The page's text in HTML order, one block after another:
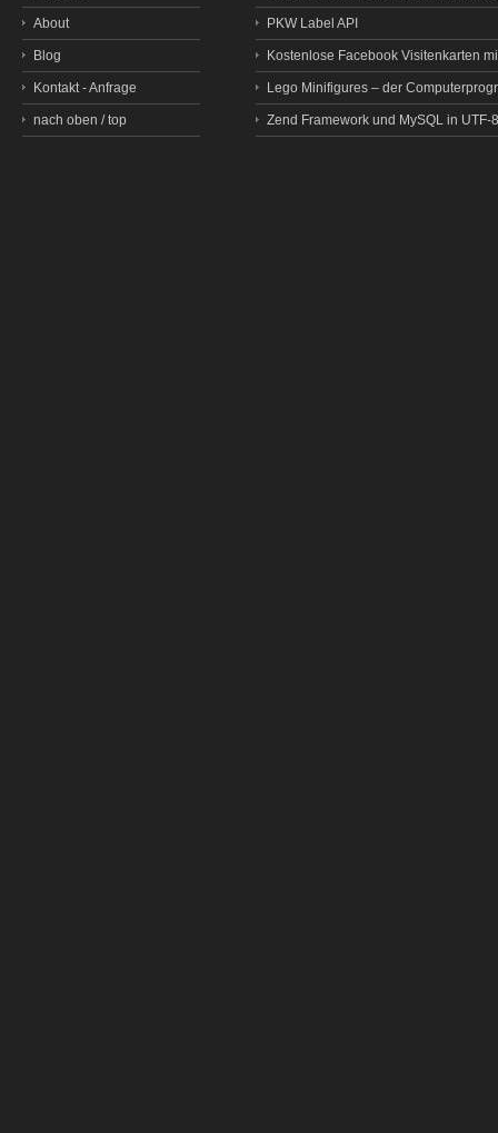
About
Blog
Kontakt - Anfrage
nach oben / top
PKW Label API
Kostenlose Facebook Visitenkarten
Lego Minifigures – der
Zend Framework und MySQL in